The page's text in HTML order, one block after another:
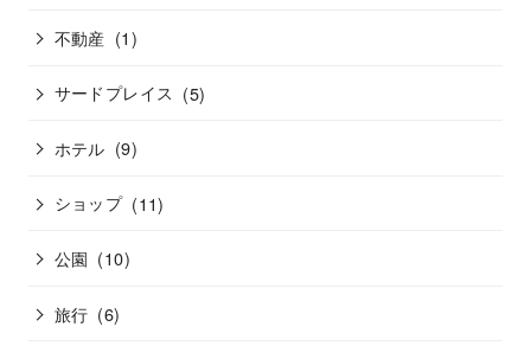
不動産 (1)
サードプレイス (5)
ホテル (9)
ショップ (11)
公園 (10)
旅行 (6)